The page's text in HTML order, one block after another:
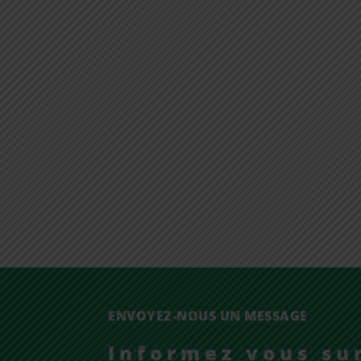
ENVOYEZ-NOUS UN MESSAGE
Informez vous